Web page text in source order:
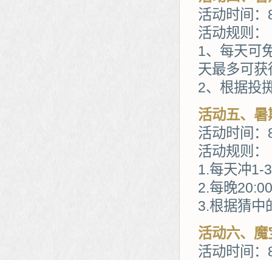
活动时间
活动规则：
1、每天可
天最多可获
2、根据投
活动五、
活动时间
活动规则：
1.每天冲1-
2.每晚
3.根据猜中
活动六、
活动时间